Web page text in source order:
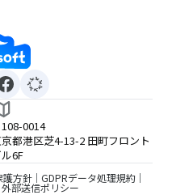
108-0014
都港区芝4-13-2 田町フロント
6F
護方針 GDPRデータ処理規約
外部送信ポリシー